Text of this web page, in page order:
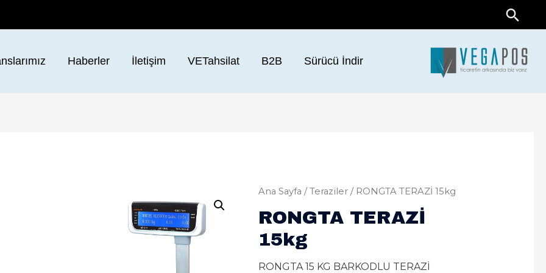
Haberler İletişim VETahsilat B2B Sürücü İndir
Ana Sayfa /Teraziler/ RONGTA TERAZİ 15kg
RONGTA TERAZİ
15kg
RONGTA 15 KG BARKODLU TERAZİ